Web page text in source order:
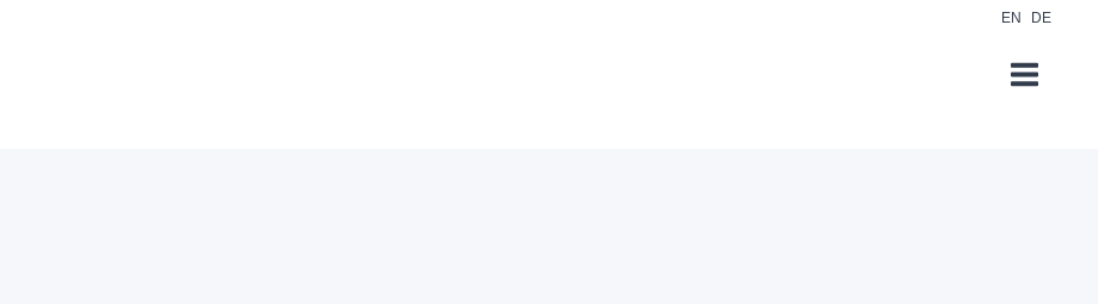
EN DE